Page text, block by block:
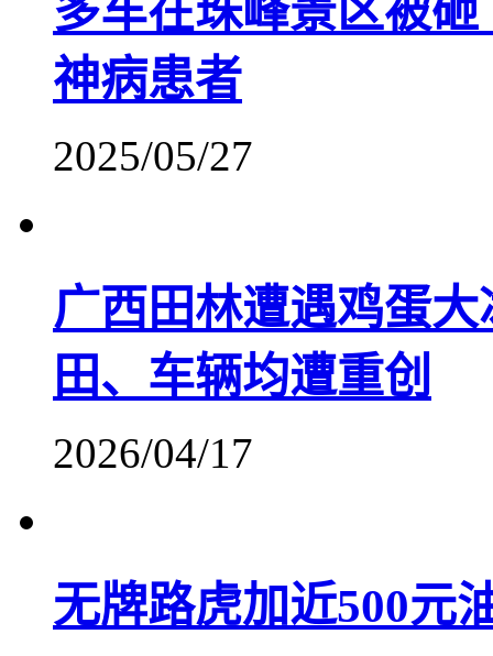
多车在珠峰景区被
神病患者
2025/05/27
广西田林遭遇鸡蛋
田、车辆均遭重创
2026/04/17
无牌路虎加近500元